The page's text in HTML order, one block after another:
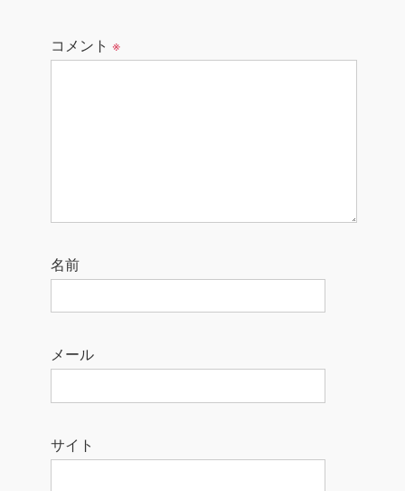
コメント ※
名前
メール
サイト